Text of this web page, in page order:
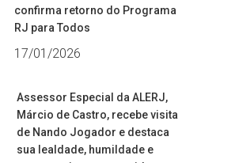
confirma retorno do Programa
RJ para Todos
17/01/2026
Assessor Especial da ALERJ,
Márcio de Castro, recebe visita
de Nando Jogador e destaca
sua lealdade, humildade e